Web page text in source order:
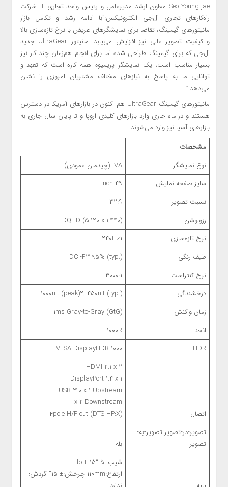
Seo Young-jae معاون ارشد مدیرعامل و رئیس واحد تجاری IT شرکت
راه‌کارهای تجاری ال‌جی الکترونیکس:”با ادامه رشد و تکامل بازار
مانیتورهای گیمینگ، تقاضا برای نمایشگرهای عریض با نرخ تازه‌سازی بالا
و کیفیت تصویر عالی نیز افزایش می‌یابد. مانیتور UltraGear جدید
ال‌جی که برای گیمینگ طراحی شده اما برای انجام هم‌زمان چند کار نیز
بسیار مناسب است، یک نمایشگر پریمیوم همه کاره است که تعهد و
توانایی ما به پاسخ به نیازهای مختلف مشتریان امروزی را نشان
می‌دهد.”
مانیتورهای گیمینگ UltraGear هم اکنون در بازارهای آمریکا در دسترس
هستند و در ماه جاری وارد بازارهای کلیدی اروپا و تا پایان سال جاری به
بازارهای آسیا نیز وارد می‌شوند.
مشخصات
نوع نمایشگر
VA (چیدمان عمودی)
سایز صفحه نمایش
۴۹-inch
نسبت تصویر
۳۲:۹
رزولوشن
DQHD (5,120 x 1,440)
نرخ تازه‌سازی
۲۴۰Hz۱
طیف رنگی
DCI-P3 95% (typ.)
نرخ کنتراست
۳۰۰۰:۱
درخشندگی
۱۰۰۰nit (peak)۲, ۴۵۰nit (typ.)
زمان واکنش
۱ms Gray-to-Gray (GtG)
انحنا
۱۰۰۰R
HDR
VESA DisplayHDR 1000
اتصال
HDMI 2.1 x 2
DisplayPort 1.4 x 1
USB 3.0 x 1 Upstream
x 2 Downstream
۴pole H/P out (DTS HP:X)
تصویر-در-تصویر تصویر-به-
تصویر
بله
شیب:-۵ to + 15°
ارتفاع:۱۱۰mm چرخش:± ۱۵˚ گردش: